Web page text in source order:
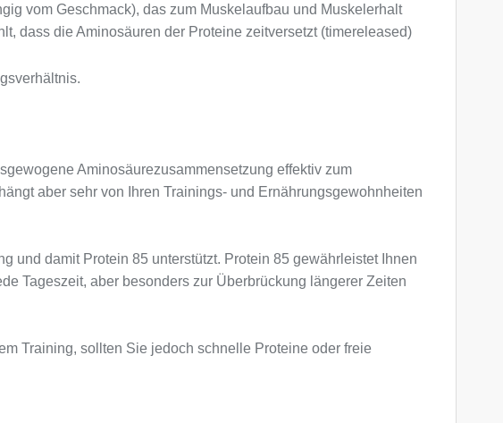
vom Geschmack), das zum Muskelaufbau und Muskelerhalt
dass die Aminosäuren der Proteine zeitversetzt (timereleased)
Aminosäurezusammensetzung effektiv zum
aber sehr von Ihren Trainings- und Ernährungsgewohnheiten
und damit Protein 85 unterstützt. Protein 85 gewährleistet Ihnen
Tageszeit, aber besonders zur Überbrückung längerer Zeiten
Training, sollten Sie jedoch schnelle Proteine oder freie